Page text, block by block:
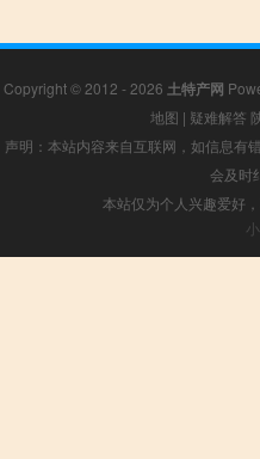
Copyright © 2012 - 2026 土特产网
地图 | 疑难解答
声明：本站内容来自互联网，如信息有
会及时
本站仅为个人兴趣爱好